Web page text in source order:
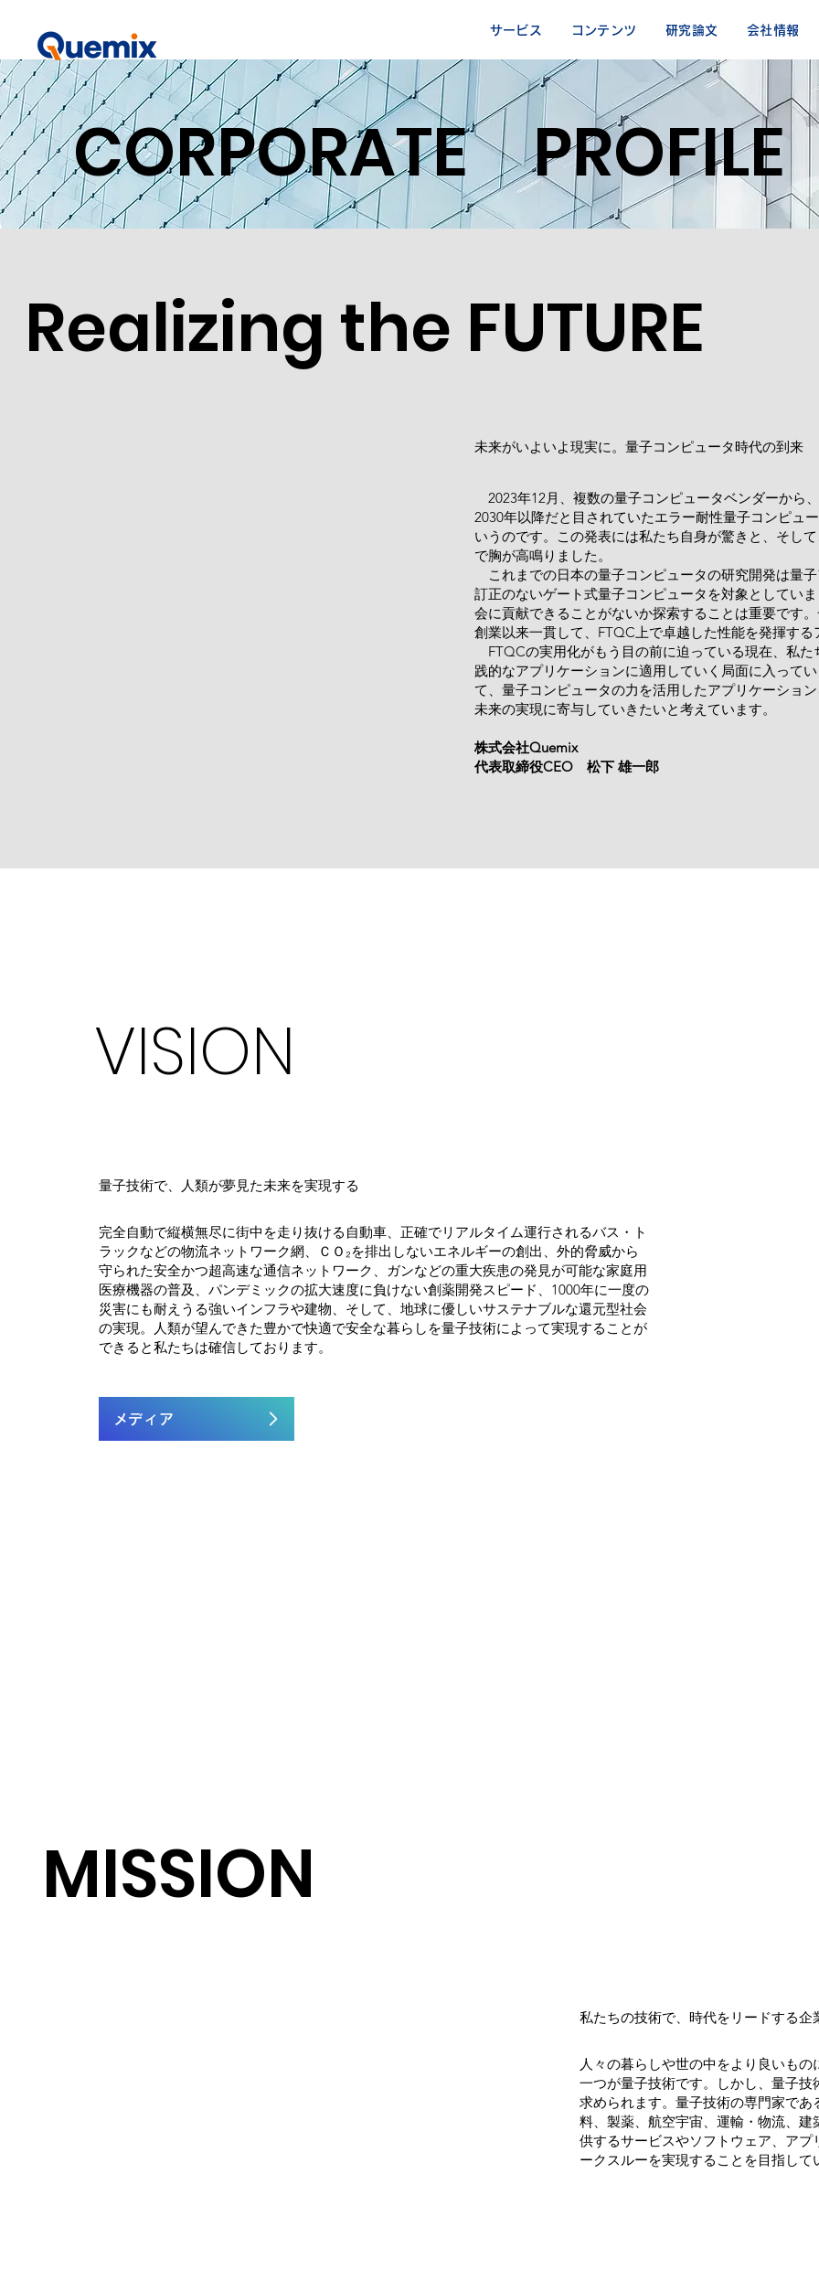
サービス コンテンツ 研究論文 会社情報
CORPORATE PROFILE
Realizing the FUTURE
未来がいよいよ現実に。量子コンピュータ時代の到来
2023年12月、複数の量子コンピュータベンダーから
2030年以降だと目されていたエラー耐性量子コンピュ
いうのです。​この発表には私たち自身が驚きと、そし
で胸が高鳴りました。
これまでの​日本の量子コンピュータの研究開発は量
訂正のないゲート式量子コンピュータを対象としてい
会に貢献できることがないか探索することは重要です
創業以来一貫して、FTQC上で卓越した性能を発揮する
​FTQCの実用化がもう目の前に迫っている現在、私
践的なアプリケーションに適用していく局面に入って
て、量子コンピュータの力を活用したアプリケーショ
未来の実現に寄与していきたいと考えています。
株式会社Quemix
​代表取締役CEO 松下 雄一郎
VISION
​量子技術で、人類が夢見た未来を実現する
完全自動で縦横無尽に街中を走り抜ける自動車、正確でリアルタイム運行されるバス・ト
ラックなどの物流ネットワーク網、ＣＯ₂を排出しないエネルギーの創出、外的脅威から
守られた安全かつ超高速な通信ネットワーク、ガンなどの重大疾患の発見が可能な家庭用
医療機器の普及、パンデミックの拡大速度に負けない創薬開発スピード、1000年に一度の
災害にも耐えうる強いインフラや建物、そして、地球に優しいサステナブルな還元型社会
の実現。人類が望んできた豊かで快適で安全な暮らしを量子技術によって実現することが
できると私たちは確信しております。
メディア
MISSION
私たちの技術で、​時代をリードする企
人々の暮らしや世の中をより良いも
一つが量子技術です。しかし、量子
求められます。量子技術の専門家で
料、製薬、航空宇宙、運輸・物流、
供するサービスやソフトウェア、ア
ークスルーを実現することを目指して